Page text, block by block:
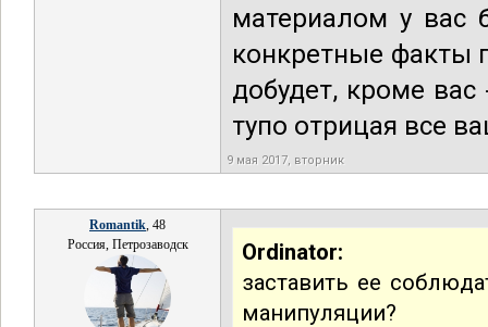
материалом у вас
конкретные факты
добудет, кроме
тупо отрицая все
9 мая 2017, вторник
Romantik, 48
Россия, Петрозаводск
Ordinator:
заставить ее
манипуляции?